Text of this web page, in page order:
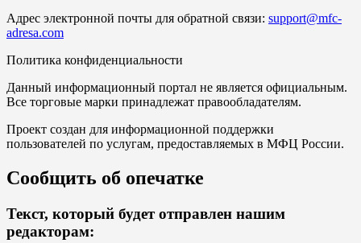
Адрес электронной почты для обратной связи: support@mfc-
adresa.com
Политика конфиденциальности
Данный информационный портал не является официальным.
Все торговые марки принадлежат правообладателям.
Проект создан для информационной поддержки
пользователей по услугам, предоставляемых в МФЦ России.
Сообщить об опечатке
Текст, который будет отправлен нашим
редакторам: